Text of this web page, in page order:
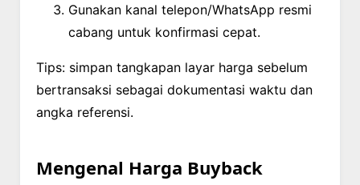
Gunakan kanal telepon/WhatsApp resmi
cabang untuk konfirmasi cepat.
Tips: simpan tangkapan layar harga sebelum
bertransaksi sebagai dokumentasi waktu dan
angka referensi.
Mengenal Harga Buyback